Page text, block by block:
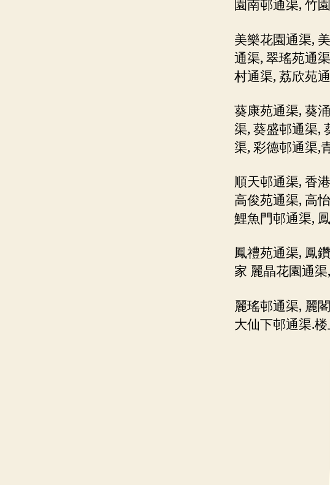
園南邨通渠, 竹
美樂花園通渠,
通渠, 翠瑤苑通
村通渠, 荔欣苑
葵康苑通渠, 葵
渠, 葵盛邨通渠,
渠, 彩德邨通渠,
順天邨通渠, 香
高俊苑通渠, 高
鯉魚門邨通渠,
鳳禮苑通渠, 鳳
家 麗晶花園通
麗瑤邨通渠, 麗
大仙下邨通渠.